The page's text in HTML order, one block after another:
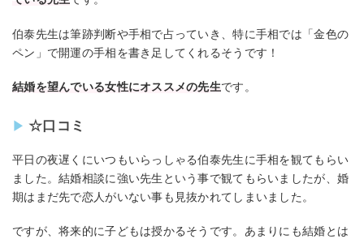
伯泰先生は筆跡判断や手相で占っていき、特に手相では「金色の
ペン」で開運の手相を書き足してくれるそうです！
結婚を望んでいる女性にオススメの先生です。
☆口コミ
平日の夜遅くにいつもいらっしゃる伯泰先生に手相を観てもらい
ました。結婚相談に強い先生という事で観てもらいましたが、婚
期はまだ先で恋人がいない事も見抜かれてしまいました。
ですが、将来的に子どもは授かるそうです。あまりにも結婚とは